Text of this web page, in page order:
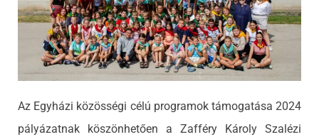
Az Egyházi közösségi célú programok támogatása 2024
pályázatnak köszönhetően a Zafféry Károly Szalézi